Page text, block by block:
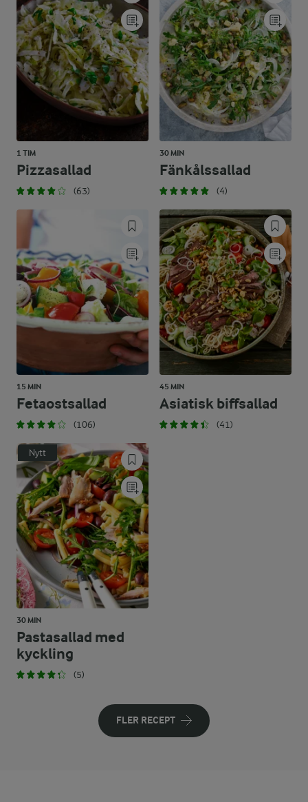
1 TIM
Pizzasallad
(63)
30 MIN
Fänkålssallad
(4)
15 MIN
Fetaostsallad
(106)
45 MIN
Asiatisk biffsallad
(41)
Nytt
30 MIN
Pastasallad med
kyckling
(5)
FLER RECEPT